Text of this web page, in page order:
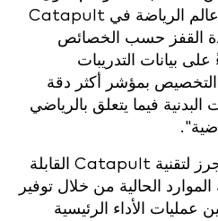
باستخدام النظام، ساعدنا عالم الرياضة في Catapult
القفز حسب الخصائص
على بيانات التدريبات
التخصيص بمؤشر أكثر دقة
البدنية فيما يتعلق بالرياضي
كما أن استخدام فريق بادجرز لتقنية Catapult القابلة
الحالية من خلال توفير
عمليات الأداء الرئيسية